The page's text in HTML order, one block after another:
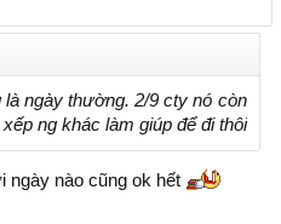
ngày thường. 2/9 cty nó còn
ng khác làm giúp để đi thôi
ngày nào cũng ok hết